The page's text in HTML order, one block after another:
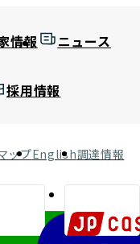
情報 ニュース
採用情報
ップEnglish調達情報